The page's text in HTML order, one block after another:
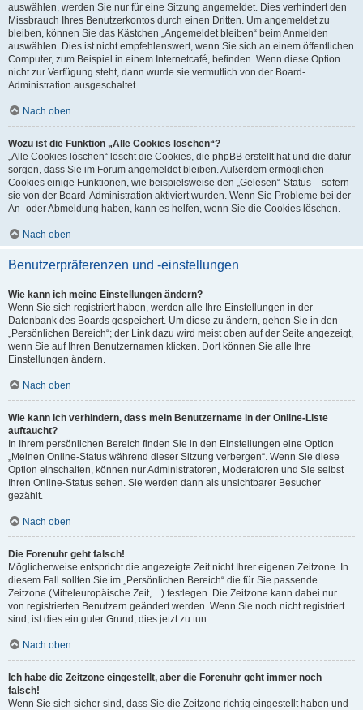
auswählen, werden Sie nur für eine Sitzung angemeldet. Dies verhindert den
Missbrauch Ihres Benutzerkontos durch einen Dritten. Um angemeldet zu
bleiben, können Sie das Kästchen „Angemeldet bleiben“ beim Anmelden
auswählen. Dies ist nicht empfehlenswert, wenn Sie sich an einem öffentlichen
Computer, zum Beispiel in einem Internetcafé, befinden. Wenn diese Option
nicht zur Verfügung steht, dann wurde sie vermutlich von der Board-
Administration ausgeschaltet.
Nach oben
Wozu ist die Funktion „Alle Cookies löschen“?
„Alle Cookies löschen“ löscht die Cookies, die phpBB erstellt hat und die dafür
sorgen, dass Sie im Forum angemeldet bleiben. Außerdem ermöglichen
Cookies einige Funktionen, wie beispielsweise den „Gelesen“-Status – sofern
sie von der Board-Administration aktiviert wurden. Wenn Sie Probleme bei der
An- oder Abmeldung haben, kann es helfen, wenn Sie die Cookies löschen.
Nach oben
Benutzerpräferenzen und -einstellungen
Wie kann ich meine Einstellungen ändern?
Wenn Sie sich registriert haben, werden alle Ihre Einstellungen in der
Datenbank des Boards gespeichert. Um diese zu ändern, gehen Sie in den
„Persönlichen Bereich“; der Link dazu wird meist oben auf der Seite angezeigt,
wenn Sie auf Ihren Benutzernamen klicken. Dort können Sie alle Ihre
Einstellungen ändern.
Nach oben
Wie kann ich verhindern, dass mein Benutzername in der Online-Liste
auftaucht?
In Ihrem persönlichen Bereich finden Sie in den Einstellungen eine Option
„Meinen Online-Status während dieser Sitzung verbergen“. Wenn Sie diese
Option einschalten, können nur Administratoren, Moderatoren und Sie selbst
Ihren Online-Status sehen. Sie werden dann als unsichtbarer Besucher
gezählt.
Nach oben
Die Forenuhr geht falsch!
Möglicherweise entspricht die angezeigte Zeit nicht Ihrer eigenen Zeitzone. In
diesem Fall sollten Sie im „Persönlichen Bereich“ die für Sie passende
Zeitzone (Mitteleuropäische Zeit, ...) festlegen. Die Zeitzone kann dabei nur
von registrierten Benutzern geändert werden. Wenn Sie noch nicht registriert
sind, ist dies ein guter Grund, dies jetzt zu tun.
Nach oben
Ich habe die Zeitzone eingestellt, aber die Forenuhr geht immer noch
falsch!
Wenn Sie sich sicher sind, dass Sie die Zeitzone richtig eingestellt haben und